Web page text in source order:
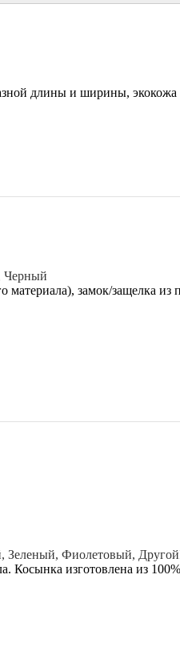
длины и ширины,
Черный
замок/защелка из
Зеленый, Фиолетовый, Другой
изготовлена из